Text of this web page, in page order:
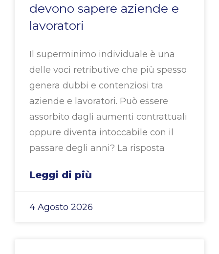
devono sapere aziende e
lavoratori
Il superminimo individuale è una
delle voci retributive che più spesso
genera dubbi e contenziosi tra
aziende e lavoratori. Può essere
assorbito dagli aumenti contrattuali
oppure diventa intoccabile con il
passare degli anni? La risposta
Leggi di più
4 Agosto 2026